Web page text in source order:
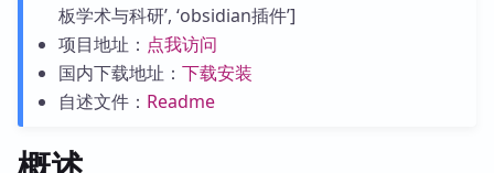
板学术与科研’, ‘obsidian插件’]
项目地址： 点我访问
国内下载地址： 下载安装
自述文件： Readme